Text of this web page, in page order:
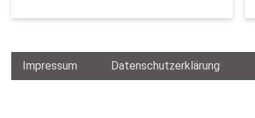
Impressum Datenschutzerklärung